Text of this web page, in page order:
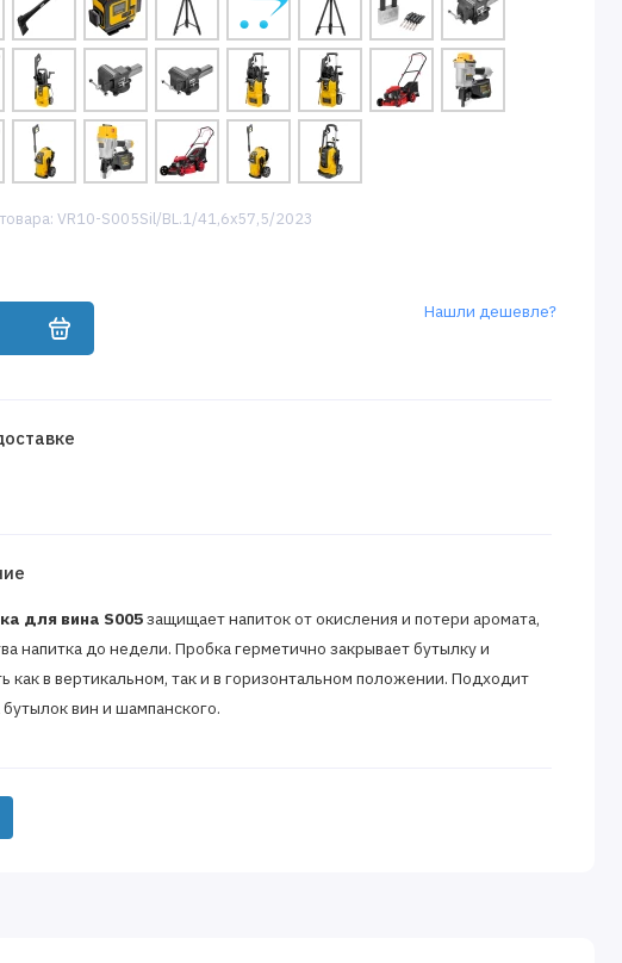
VR10-S005Sil/BL.1/41,6х57,5/2023
Нашли дешевле?
для вина S005защищает напиток от окисления и потери аромата,
напитка до недели. Пробка герметично закрывает бутылку и
как в вертикальном, так и в горизонтальном положении. Подходит
вин и шампанского.